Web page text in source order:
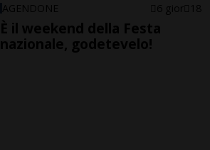
AGENDONE 6 gior 18
È il weekend della Festa
nazionale, godetevelo!